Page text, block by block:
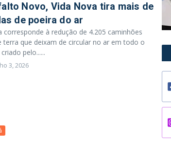
Novo, Vida Nova tira mais de
de poeira do ar
corresponde à redução de 4.205 caminhões
terra que deixam de circular no ar em todo o
pelo......
3, 2026